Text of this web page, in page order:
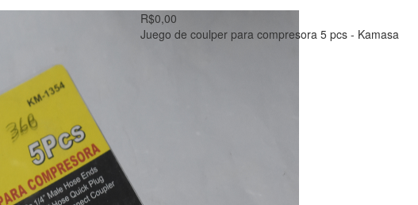
R$0,00
Juego de coulper para compresora 5 pcs - Kamasa